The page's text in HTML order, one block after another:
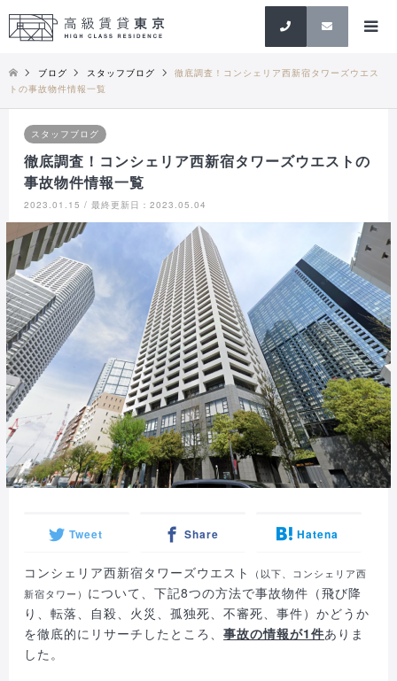
検索
ブログ スタッフブログ
徹底調査！コンシェリア西新宿タワーズウエス
トの事故物件情報一覧
スタッフブログ
徹底調査！コンシェリア西新宿タワーズウエストの
事故物件情報一覧
2023.01.15 / 最終更新日：2023.05.04
Tweet Share Hatena
コンシェリア西新宿タワーズウエスト
（以下、コンシェリア西
新宿タワー） について、下記8つの方法で事故物件（飛び降
り、転落、自殺、火災、孤独死、不審死、事件）かどうか
を徹底的にリサーチしたところ、事故の情報が1件ありま
した。